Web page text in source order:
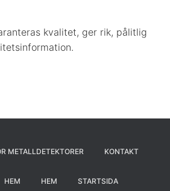
kvalitet, ger rik, pålitlig
METALLDETEKTORER KONTAKT
HEM HEM STARTSIDA